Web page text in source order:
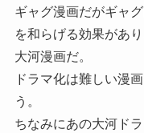
ギャグ漫画だがギャ
を和らげる効果があ
大河漫画だ。
ドラマ化は難しい漫
う。
ちなみにあの大河ド